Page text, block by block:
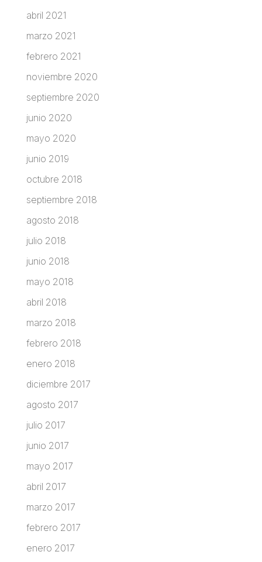
abril 2021
marzo 2021
febrero 2021
noviembre 2020
septiembre 2020
junio 2020
mayo 2020
junio 2019
octubre 2018
septiembre 2018
agosto 2018
julio 2018
junio 2018
mayo 2018
abril 2018
marzo 2018
febrero 2018
enero 2018
diciembre 2017
agosto 2017
julio 2017
junio 2017
mayo 2017
abril 2017
marzo 2017
febrero 2017
enero 2017